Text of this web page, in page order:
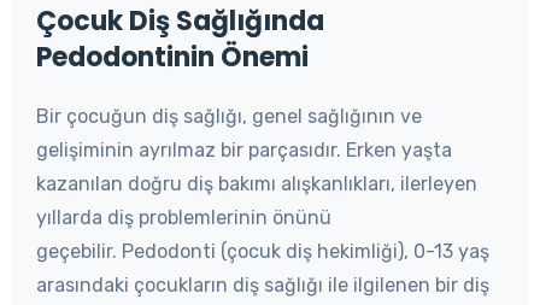
Çocuk Diş Sağlığında
Pedodontinin Önemi
Bir çocuğun diş sağlığı, genel sağlığının ve
gelişiminin ayrılmaz bir parçasıdır. Erken yaşta
kazanılan doğru diş bakımı alışkanlıkları, ilerleyen
yıllarda diş problemlerinin önünü
geçebilir. Pedodonti (çocuk diş hekimliği), 0-13 yaş
arasındaki çocukların diş sağlığı ile ilgilenen bir diş